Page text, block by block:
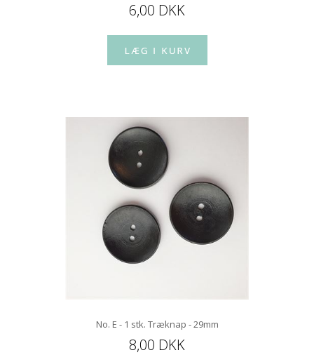
6,00 DKK
No. E - 1 stk. Træknap - 29mm
8,00 DKK